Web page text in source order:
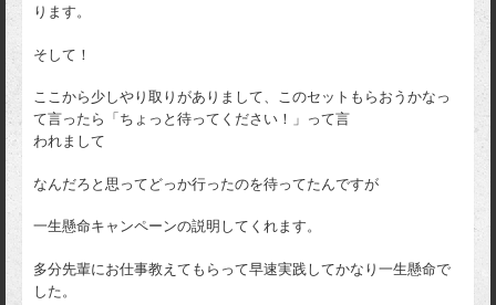
ります。
そして！
ここから少しやり取りがありまして、このセットもらおうかなっ
て言ったら「ちょっと待ってください！」って言
われまして
なんだろと思ってどっか行ったのを待ってたんですが
一生懸命キャンペーンの説明してくれます。
多分先輩にお仕事教えてもらって早速実践してかなり一生懸命で
した。